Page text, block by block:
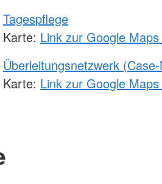
Tagespflege
Karte: Link zur Google
Überleitungsnetzwerk
Karte: Link zur Google